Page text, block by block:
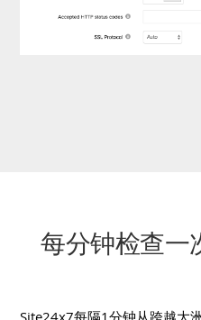
每分钟检查一
Site24x7每隔1分钟从跨越大